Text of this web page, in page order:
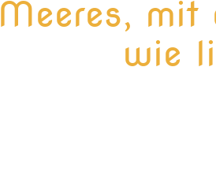
Meeres, mit
wie